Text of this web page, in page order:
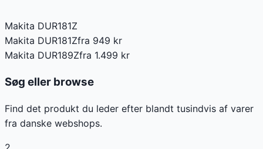
Makita DUR181Z
Makita DUR181Zfra 949 kr
Makita DUR189Zfra 1.499 kr
Søg eller browse
Find det produkt du leder efter blandt tusindvis af varer
fra danske webshops.